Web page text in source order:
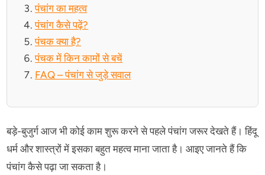
पंचांग का महत्व
पंचांग कैसे पढ़ें?
पंचक क्या है?
पंचक में किन कामों से बचें
FAQ – पंचांग से जुड़े सवाल
बड़े-बुजुर्ग आज भी कोई काम शुरू करने से पहले पंचांग जरूर देखते हैं। हिंदू
धर्म और शास्त्रों में इसका बहुत महत्व माना जाता है। आइए जानते हैं कि
पंचांग कैसे पढ़ा जा सकता है।